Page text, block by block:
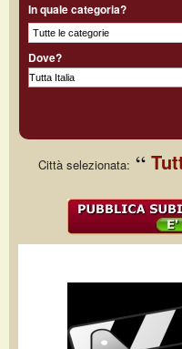
In quale categoria?
Dove?
Città selezionata: